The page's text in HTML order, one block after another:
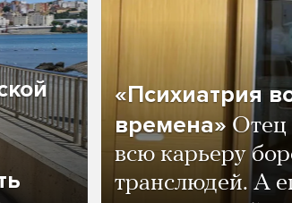
«Психиатрия
времена» Отец
всю карьеру
транслюдей. А